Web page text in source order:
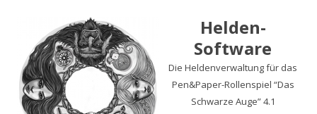
Helden-
Software
Die Heldenverwaltung für das
Pen&Paper-Rollenspiel “Das
Schwarze Auge” 4.1